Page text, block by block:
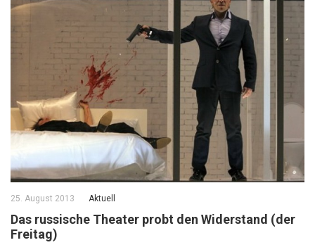
25. August 2013 Aktuell
Das russische Theater probt den Widerstand (der
Freitag)